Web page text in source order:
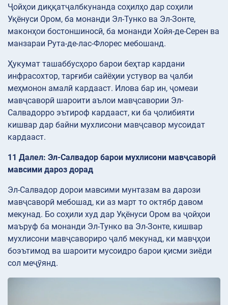
Ҷойҳои диққатҷалбкунанда соҳилҳо дар соҳили
Уқёнуси Ором, ба монанди Эл-Тунко ва Эл-Зонте,
маконҳои бостоншиносӣ, ба монанди Хойя-де-Серен ва
манзараи Рута-де-лас-Флорес мебошанд.
Ҳукумат ташаббусҳоро барои беҳтар кардани
инфрасохтор, тарғиби сайёҳии устувор ва ҷалби
меҳмонон амалӣ кардааст. Илова бар ин, ҷомеаи
мавҷсаворӣ шароити аълои мавҷсавории Эл-
Салвадорро эътироф кардааст, ки ба ҷолибияти
кишвар дар байни мухлисони мавҷсавор мусоидат
кардааст.
11 Далел: Эл-Салвадор барои мухлисони мавҷсаворӣ
мавсими дароз дорад
Эл-Салвадор дорои мавсими мунтазам ва дарози
мавҷсаворӣ мебошад, ки аз март то октябр давом
мекунад. Бо соҳили худ дар Уқёнуси Ором ва ҷойҳои
маъруф ба монанди Эл-Тунко ва Эл-Зонте, кишвар
мухлисони мавҷсавориро ҷалб мекунад, ки мавҷҳои
боэътимод ва шароити мусоидро барои қисми зиёди
сол меҷӯянд.